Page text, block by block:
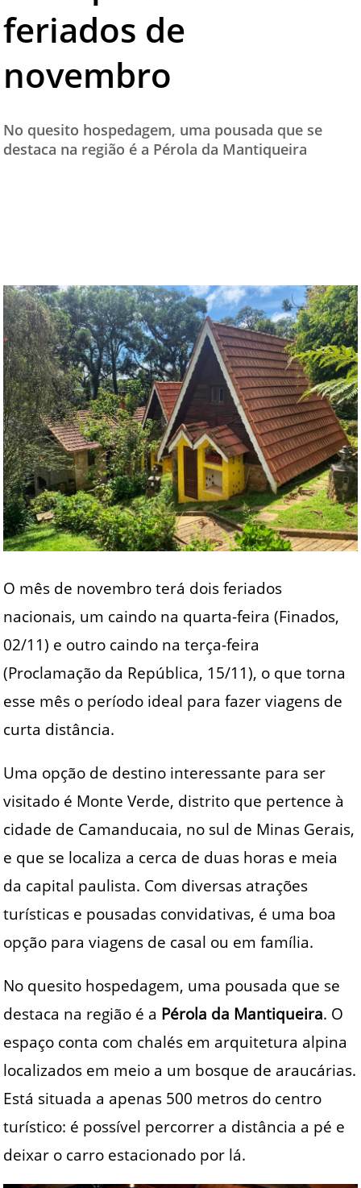
TESTADO E APROVADO
PARCEIROS
CONTATO
feriados de
novembro
No quesito hospedagem, uma pousada que se
destaca na região é a Pérola da Mantiqueira
O mês de novembro terá dois feriados
nacionais, um caindo na quarta-feira (Finados,
02/11) e outro caindo na terça-feira
(Proclamação da República, 15/11), o que torna
esse mês o período ideal para fazer viagens de
curta distância.
Uma opção de destino interessante para ser
visitado é Monte Verde, distrito que pertence à
cidade de Camanducaia, no sul de Minas Gerais,
e que se localiza a cerca de duas horas e meia
da capital paulista. Com diversas atrações
turísticas e pousadas convidativas, é uma boa
opção para viagens de casal ou em família.
No quesito hospedagem, uma pousada que se
destaca na região é a Pérola da Mantiqueira. O
espaço conta com chalés em arquitetura alpina
localizados em meio a um bosque de araucárias.
Está situada a apenas 500 metros do centro
turístico: é possível percorrer a distância a pé e
deixar o carro estacionado por lá.